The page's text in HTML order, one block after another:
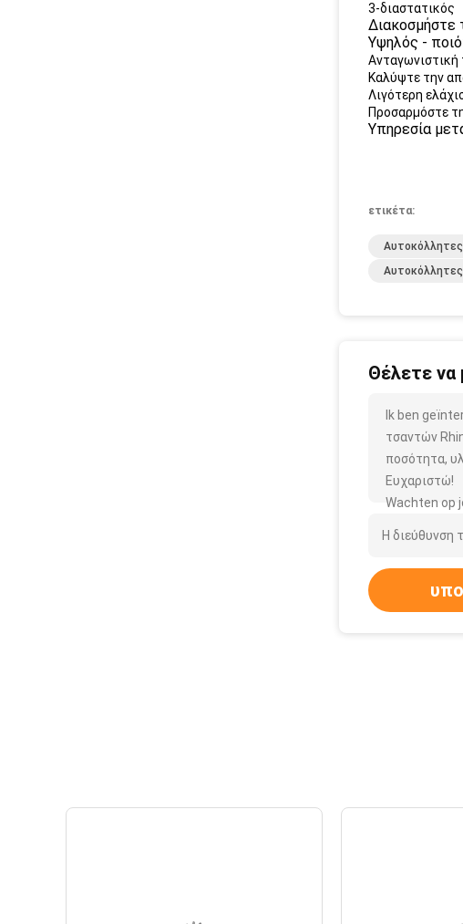
3-διαστατικός
Διακοσμήστε
Υψηλός -
Ανταγωνιστική
Καλύψτε την
Λιγότερη
Προσαρμόστε
Υπηρεσία
ετικέτα:
Θέλετε να
Ik ben
τσαντών
ποσότητα,
Ευχαριστώ!
Wachten op